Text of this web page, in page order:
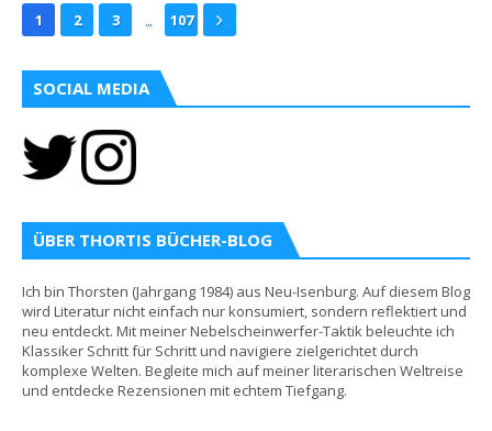
1 2 3 ... 107
SOCIAL MEDIA
ÜBER THORTIS BÜCHER-BLOG
Ich bin Thorsten (Jahrgang 1984) aus Neu-Isenburg. Auf diesem Blog
wird Literatur nicht einfach nur konsumiert, sondern reflektiert und
neu entdeckt. Mit meiner Nebelscheinwerfer-Taktik beleuchte ich
Klassiker Schritt für Schritt und navigiere zielgerichtet durch
komplexe Welten. Begleite mich auf meiner literarischen Weltreise
und entdecke Rezensionen mit echtem Tiefgang.